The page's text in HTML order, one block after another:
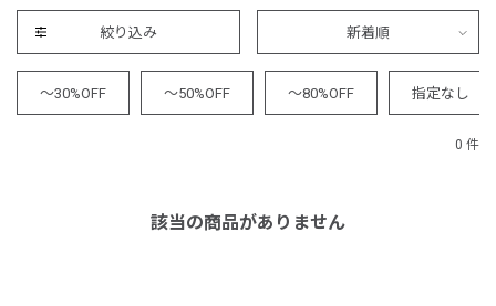
絞り込み 新着順
～30%OFF ～50%OFF ～80%OFF 指定なし
0 件
該当の商品がありません